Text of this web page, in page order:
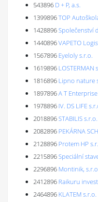
543896 D + P, a.s.
1399896TOP
1428896Společenství
1440896VAPETO
1567896 Eyeloly s.r.o.
1619896 LOSTERMAN
1816896 Lipno nature
1897896A T
1978896 IV. DS LIFE
2018896STABILIS s.r.o.
2082896 PEKÁRNA
2128896 Protem HP
2215896Speciální
2296896 Montinik,
2412896 Raikuru
2464896 KLATEM s.r.o.